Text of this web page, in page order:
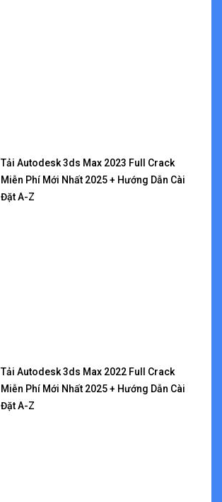
Tải Autodesk 3ds Max 2023 Full Crack
Miễn Phí Mới Nhất 2025 + Hướng Dẫn Cài
Đặt A-Z
Tải Autodesk 3ds Max 2022 Full Crack
Miễn Phí Mới Nhất 2025 + Hướng Dẫn Cài
Đặt A-Z